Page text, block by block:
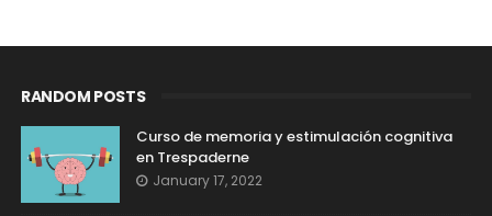
RANDOM POSTS
Curso de memoria y estimulación cognitiva
en Trespaderne
January 17, 2022